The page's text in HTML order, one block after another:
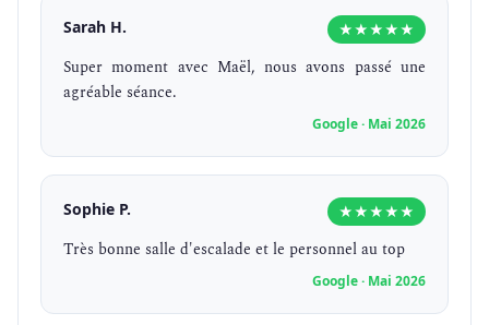
Sarah H. ★★★★★
Super moment avec Maël, nous avons passé une
agréable séance.
Google · Mai 2026
Sophie P. ★★★★★
Très bonne salle d'escalade et le personnel au top
Google · Mai 2026